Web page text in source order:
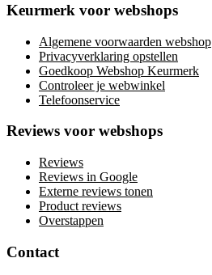
Keurmerk voor webshops
Algemene voorwaarden webshop
Privacyverklaring opstellen
Goedkoop Webshop Keurmerk
Controleer je webwinkel
Telefoonservice
Reviews voor webshops
Reviews
Reviews in Google
Externe reviews tonen
Product reviews
Overstappen
Contact